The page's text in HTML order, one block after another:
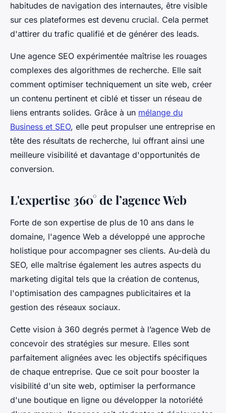
habitudes de navigation des internautes, être visible
sur ces plateformes est devenu crucial. Cela permet
d'attirer du trafic qualifié et de générer des leads.
Une agence SEO expérimentée maîtrise les rouages
complexes des algorithmes de recherche. Elle sait
comment optimiser techniquement un site web, créer
un contenu pertinent et ciblé et tisser un réseau de
liens entrants solides. Grâce à un mélange du
Business et SEO, elle peut propulser une entreprise en
tête des résultats de recherche, lui offrant ainsi une
meilleure visibilité et davantage d'opportunités de
conversion.
L'expertise 360° de l’agence Web
Forte de son expertise de plus de 10 ans dans le
domaine, l'agence Web a développé une approche
holistique pour accompagner ses clients. Au-delà du
SEO, elle maîtrise également les autres aspects du
marketing digital tels que la création de contenus,
l'optimisation des campagnes publicitaires et la
gestion des réseaux sociaux.
Cette vision à 360 degrés permet à l’agence Web de
concevoir des stratégies sur mesure. Elles sont
parfaitement alignées avec les objectifs spécifiques
de chaque entreprise. Que ce soit pour booster la
visibilité d'un site web, optimiser la performance
d'une boutique en ligne ou développer la notoriété